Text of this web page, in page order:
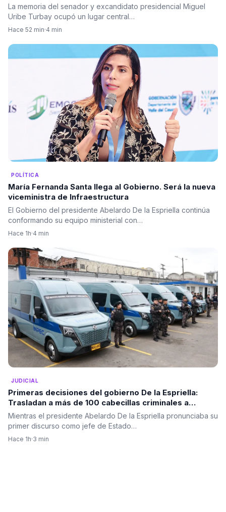
La memoria del senador y excandidato presidencial Miguel
Uribe Turbay ocupó un lugar central…
Hace 52 min·4 min
POLÍTICA
María Fernanda Santa llega al Gobierno. Será la nueva
viceministra de Infraestructura
El Gobierno del presidente Abelardo De la Espriella continúa
conformando su equipo ministerial con…
Hace 1h·4 min
JUDICIAL
Primeras decisiones del gobierno De la Espriella:
Trasladan a más de 100 cabecillas criminales a
cárceles de máxima seguridad
Mientras el presidente Abelardo De la Espriella pronunciaba su
primer discurso como jefe de Estado…
Hace 1h·3 min